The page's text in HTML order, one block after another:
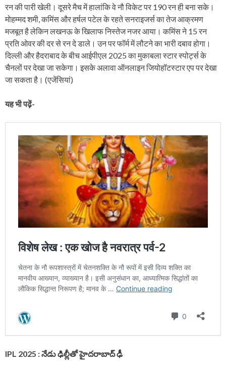
रन की पारी खेली। दूसरे मैच में हालांकि वे नौ विकेट पर 190 रन ही बना सके।
मोहम्मद शमी, कमिंस और हर्षल पटेल के रहते सनराइजर्स का तेज आक्रमण
मजबूत है लेकिन लखनऊ के खिलाफ निस्तेज नजर आया। कमिंस ने 15 रन
प्रति ओवर की दर से रन दे डाले। उन पर फॉर्म में लौटने का भारी दबाव होगा।
दिल्ली और हैदराबाद के बीच आईपीएल 2025 का मुकाबला स्टार स्पोर्ट्स के
चैनलों पर देखा जा सकेगा। इसके अलावा ऑनलाइन जियोहॉटस्टार एप पर देखा
जा सकता है। (एजेंसियां)
यह भी पढ़ें-
IPL 2025 : నేడు ఢిల్లీతో హైదరాబాద్ ఢీ